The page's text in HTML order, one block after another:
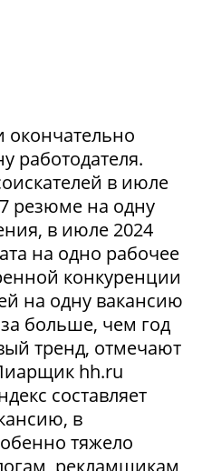
окончательно
работодателя.
в июле
резюме на одну
в июле 2024
на одно рабочее
конкуренции
на одну вакансию
больше, чем год
тренд, отмечают
hh.ru
составляет
в
тяжело
рекламщикам